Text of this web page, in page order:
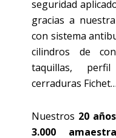
seguridad
gracias a
con sistema
cilindros de
taquillas,
cerraduras Fichet…
Nuestros 20
3.000